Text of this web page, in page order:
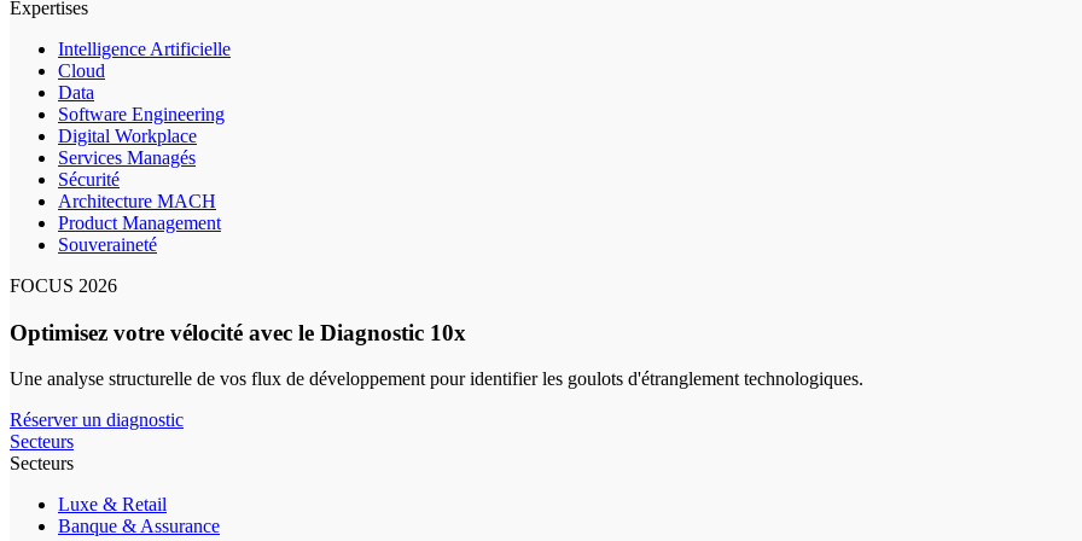
Expertises
Intelligence Artificielle
Cloud
Data
Software Engineering
Digital Workplace
Services Managés
Sécurité
Architecture MACH
Product Management
Souveraineté
FOCUS 2026
Optimisez votre vélocité avec le Diagnostic 10x
Une analyse structurelle de vos flux de développement pour identifier les goulots d'étranglement technologiques.
Réserver un diagnostic
Secteurs
Secteurs
Luxe & Retail
Banque & Assurance